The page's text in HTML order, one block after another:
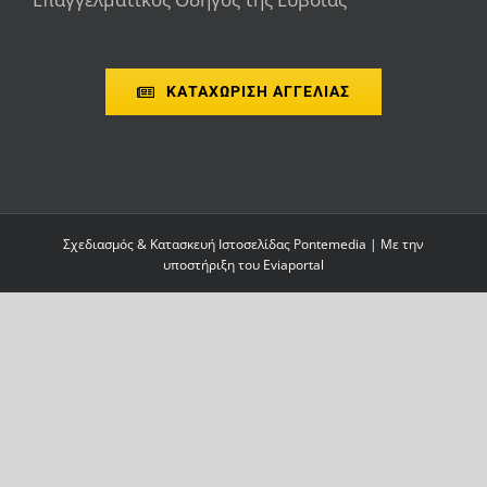
ΚΑΤΑΧΩΡΙΣΗ ΑΓΓΕΛΙΑΣ
Σχεδιασμός & Κατασκευή Ιστοσελίδας Pontemedia | Με την
υποστήριξη του Eviaportal